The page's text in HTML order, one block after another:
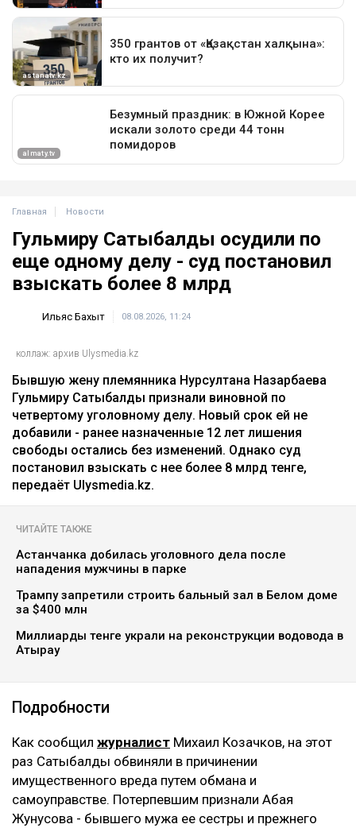
Главная Новости
Гульмиру Сатыбалды осудили по
еще одному делу - суд постановил
взыскать более 8 млрд
Ильяс Бахыт 08.08.2026, 11:24
коллаж: архив Ulysmedia.kz
Бывшую жену племянника Нурсултана Назарбаева
Гульмиру Сатыбалды признали виновной по
четвертому уголовному делу. Новый срок ей не
добавили - ранее назначенные 12 лет лишения
свободы остались без изменений. Однако суд
постановил взыскать с нее более 8 млрд тенге,
передаёт Ulysmedia.kz.
ЧИТАЙТЕ ТАКЖЕ
Астанчанка добилась уголовного дела после
нападения мужчины в парке
Трампу запретили строить бальный зал в Белом доме
за $400 млн
Миллиарды тенге украли на реконструкции водовода в
Атырау
Подробности
Как сообщил журналист Михаил Козачков, на этот
раз Сатыбалды обвиняли в причинении
имущественного вреда путем обмана и
самоуправстве. Потерпевшим признали Абая
Жунусова - бывшего мужа ее сестры и прежнего